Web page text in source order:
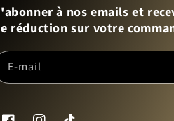
à nos emails et
réduction sur votre
E-mail